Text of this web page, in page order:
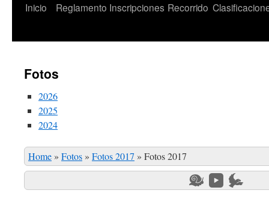
Inicio Reglamento Inscripciones Recorrido
Fotos
2026
2025
2024
Home » Fotos » Fotos 2017 » Fotos 2017